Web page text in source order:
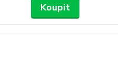
Koupit